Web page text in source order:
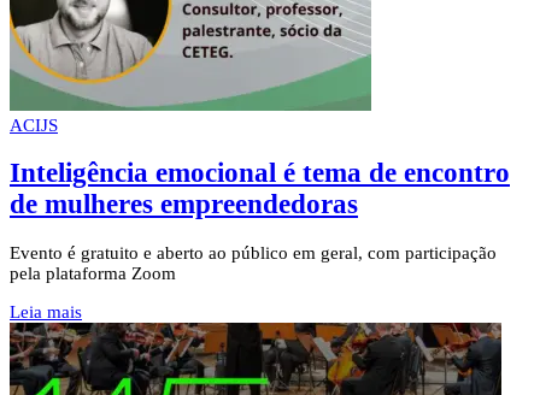
ACIJS
Inteligência emocional é tema de encontro
de mulheres empreendedoras
Evento é gratuito e aberto ao público em geral, com participação
pela plataforma Zoom
Leia mais